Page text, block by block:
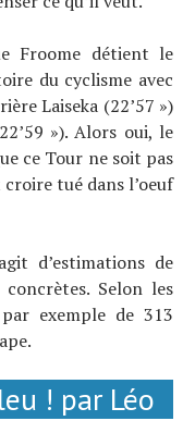
Froome détient le
du cyclisme avec
Laiseka (22’57 »)
»). Alors oui, le
ce Tour ne soit pas
tué dans l’oeuf
d’estimations de
Selon les
exemple de 313
! par Léo